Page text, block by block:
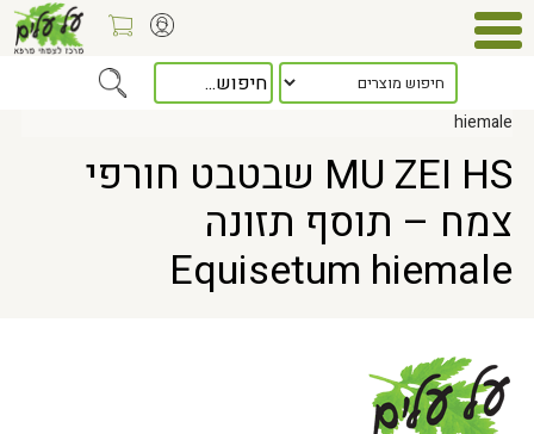
Home
> MU ZEI HS שבטבט חורפי צמח – תוסף תזונה Equisetum
hiemale
MU ZEI HS שבטבט חורפי
צמח – תוסף תזונה
Equisetum hiemale